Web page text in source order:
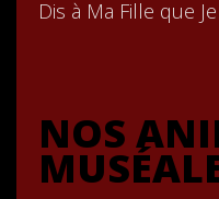
Dis à Ma Fille que
NOS